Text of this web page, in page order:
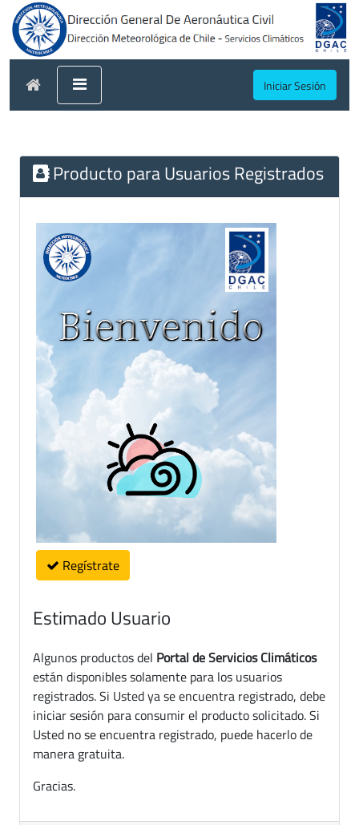
Iniciar Sesión
Producto para Usuarios Registrados
Regístrate
Estimado Usuario
Algunos productos del Portal de Servicios Climáticos
están disponibles solamente para los usuarios
registrados. Si Usted ya se encuentra registrado, debe
iniciar sesión para consumir el producto solicitado. Si
Usted no se encuentra registrado, puede hacerlo de
manera gratuita.
Gracias.